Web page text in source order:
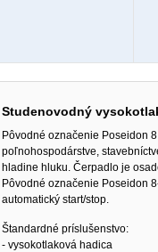
Studenovodný
Pôvodné označenie Poseidon
poľnohospodárstve,
hladine hluku. Čerpadlo je
Pôvodné označenie Poseidon
automatický start/stop.
Štandardné príslušenstvo:
- vysokotlaková hadica